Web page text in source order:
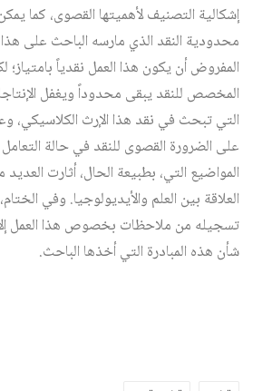
إشكالية التصنيف لأهميتها القصوى، كما
محدودية النقد الذي مارسه الباحث على هذا
المفروض أن يكون هذا العمل نقدياً بامتياز؛
المخصص للنقد يبقى محدوداً ويغفل
التي تبحث في نقد هذا الإرث الكلاسيكي،
على الضرورة القصوى للنقد في حالة
المواضيع التي، بطبيعة الحال، أثارت
العلاقة بين العلم والأيديولوجيا. وفي
تسجيله من ملاحظات بخصوص هذا العمل
شأن هذه المبادرة التي أخذها الباحث.